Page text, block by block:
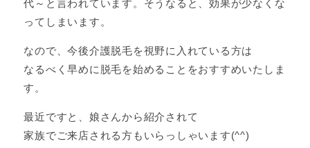
代～と言われています。そうなると、効果が少なくな
ってしまいます。
なので、今後介護脱毛を視野に入れている方は
なるべく早めに脱毛を始めることをおすすめいたしま
す。
最近ですと、娘さんから紹介されて
家族でご来店される方もいらっしゃいます(^^)